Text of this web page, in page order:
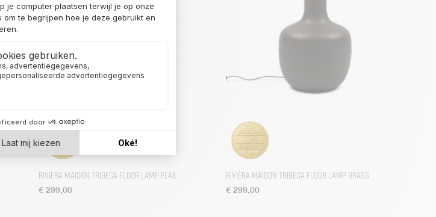
Rivièra Maison Tribeca Floor Lamp Flax
€ 299,00
Rivièra Maison Tribeca Floor Lamp Brass
€ 299,00